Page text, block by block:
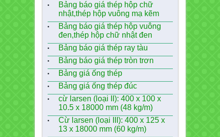
Bảng báo giá thép hộp chữ
nhật,thép hộp vuông mạ kẽm
Bảng báo giá thép hộp vuông
đen,thép hộp chữ nhật đen
Bảng báo giá thép ray tàu
Bảng báo giá thép tròn trơn
Bảng giá ống thép
Bảng giá ống thép đúc
cừ larsen (loại II): 400 x 100 x
10.5 x 18000 mm (48 kg/m)
Cừ larsen (loại III): 400 x 125 x
13 x 18000 mm (60 kg/m)